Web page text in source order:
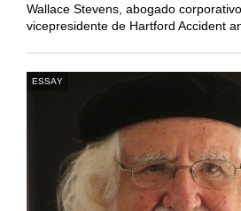
Wallace Stevens, abogado
vicepresidente de Hartford Accident
ESSAY